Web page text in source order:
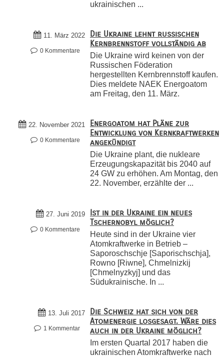
ukrainischen ...
11. März 2022
0 Kommentare
Die Ukraine lehnt russischen
Kernbrennstoff vollständig ab
Die Ukraine wird keinen von der
Russischen Föderation
hergestellten Kernbrennstoff kaufen.
Dies meldete NAEK Energoatom
am Freitag, den 11. März.
22. November 2021
0 Kommentare
Energoatom hat Pläne zur
Entwicklung von Kernkraftwerken
angekündigt
Die Ukraine plant, die nukleare
Erzeugungskapazität bis 2040 auf
24 GW zu erhöhen. Am Montag, den
22. November, erzählte der ...
27. Juni 2019
0 Kommentare
Ist in der Ukraine ein neues
Tschernobyl möglich?
Heute sind in der Ukraine vier
Atomkraftwerke in Betrieb –
Saporoschschje [Saporischschja],
Rowno [Riwne], Chmelnizkij
[Chmelnyzkyj] und das
Südukrainische. In ...
13. Juli 2017
1 Kommentar
Die Schweiz hat sich von der
Atomenergie losgesagt. Wäre dies
auch in der Ukraine möglich?
Im ersten Quartal 2017 haben die
ukrainischen Atomkraftwerke nach